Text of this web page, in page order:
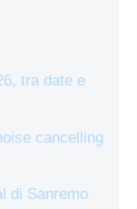
tra date e
cancelling
di Sanremo